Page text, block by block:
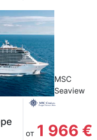
MSC
Seaview
от 1 966 €